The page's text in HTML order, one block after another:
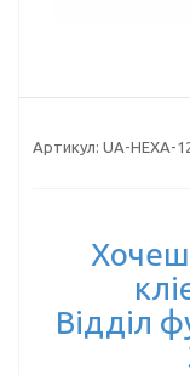
Артикул: UA-HEXA-
Хочеш
Відділ